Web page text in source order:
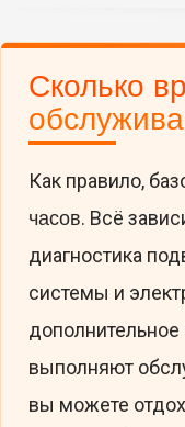
Сколько
Как правило,
часов. Всё
диагностика
системы и
выполняют
вы можете